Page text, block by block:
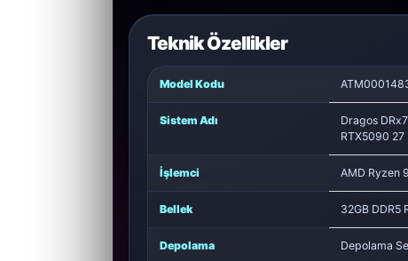
Teknik Özellikler
Model Kodu
Sistem Adı
Dragos
RTX5090 27
İşlemci AMD Ryzen
Bellek 32GB DDR5
Depolama Depolama